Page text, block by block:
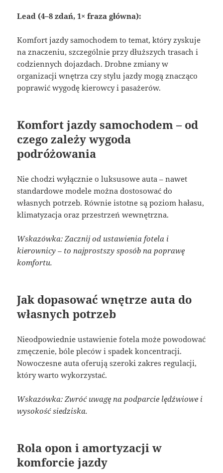
Lead (4–8 zdań, 1× fraza główna):
Komfort jazdy samochodem to temat, który zyskuje
na znaczeniu, szczególnie przy dłuższych trasach i
codziennych dojazdach. Drobne zmiany w
organizacji wnętrza czy stylu jazdy mogą znacząco
poprawić wygodę kierowcy i pasażerów.
Komfort jazdy samochodem – od
czego zależy wygoda
podróżowania
Nie chodzi wyłącznie o luksusowe auta – nawet
standardowe modele można dostosować do
własnych potrzeb. Równie istotne są poziom hałasu,
klimatyzacja oraz przestrzeń wewnętrzna.
Wskazówka: Zacznij od ustawienia fotela i
kierownicy – to najprostszy sposób na poprawę
komfortu.
Jak dopasować wnętrze auta do
własnych potrzeb
Nieodpowiednie ustawienie fotela może powodować
zmęczenie, bóle pleców i spadek koncentracji.
Nowoczesne auta oferują szeroki zakres regulacji,
który warto wykorzystać.
Wskazówka: Zwróć uwagę na podparcie lędźwiowe i
wysokość siedziska.
Rola opon i amortyzacji w
komforcie jazdy